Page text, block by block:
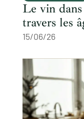
Le vin
travers les
15/06/26